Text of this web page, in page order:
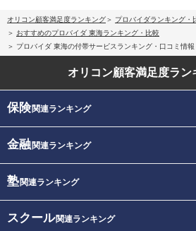
オリコン顧客満足度ランキング
プロバイダランキング・
おすすめのプロバイダ 東海ランキング・比較
プロバイダ 東海の付帯サービスランキング・口コミ情報
オリコン顧客満足度ラン
保険関連ランキング
金融関連ランキング
塾関連ランキング
スクール関連ランキング